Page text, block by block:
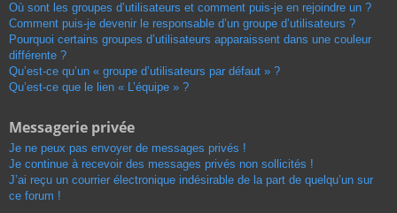
Où sont les groupes d’utilisateurs et comment puis-je en rejoindre un ?
Comment puis-je devenir le responsable d’un groupe d’utilisateurs ?
Pourquoi certains groupes d’utilisateurs apparaissent dans une couleur
différente ?
Qu’est-ce qu’un « groupe d’utilisateurs par défaut » ?
Qu’est-ce que le lien « L’équipe » ?
Messagerie privée
Je ne peux pas envoyer de messages privés !
Je continue à recevoir des messages privés non sollicités !
J’ai reçu un courrier électronique indésirable de la part de quelqu’un sur
ce forum !